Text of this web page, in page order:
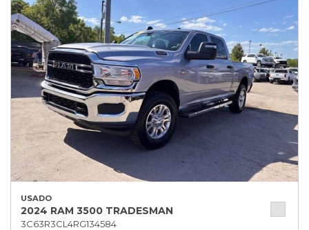
USADO
2024 RAM 3500 TRADESMAN
3C63R3CL4RG134584